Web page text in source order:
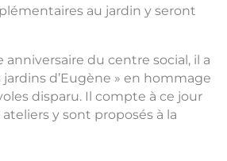
au jardin y seront
anniversaire du centre social, il a
d’Eugène » en hommage
disparu. Il compte à ce jour
y sont proposés à la